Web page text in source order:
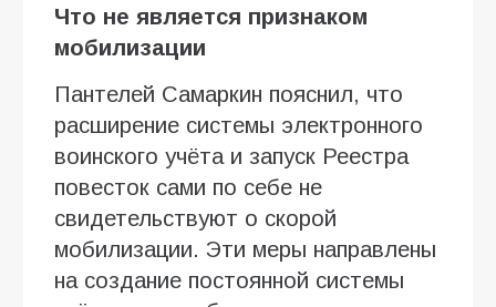
Что не является признаком
мобилизации
Пантелей Самаркин пояснил, что
расширение системы электронного
воинского учёта и запуск Реестра
повесток сами по себе не
свидетельствуют о скорой
мобилизации. Эти меры направлены
на создание постоянной системы